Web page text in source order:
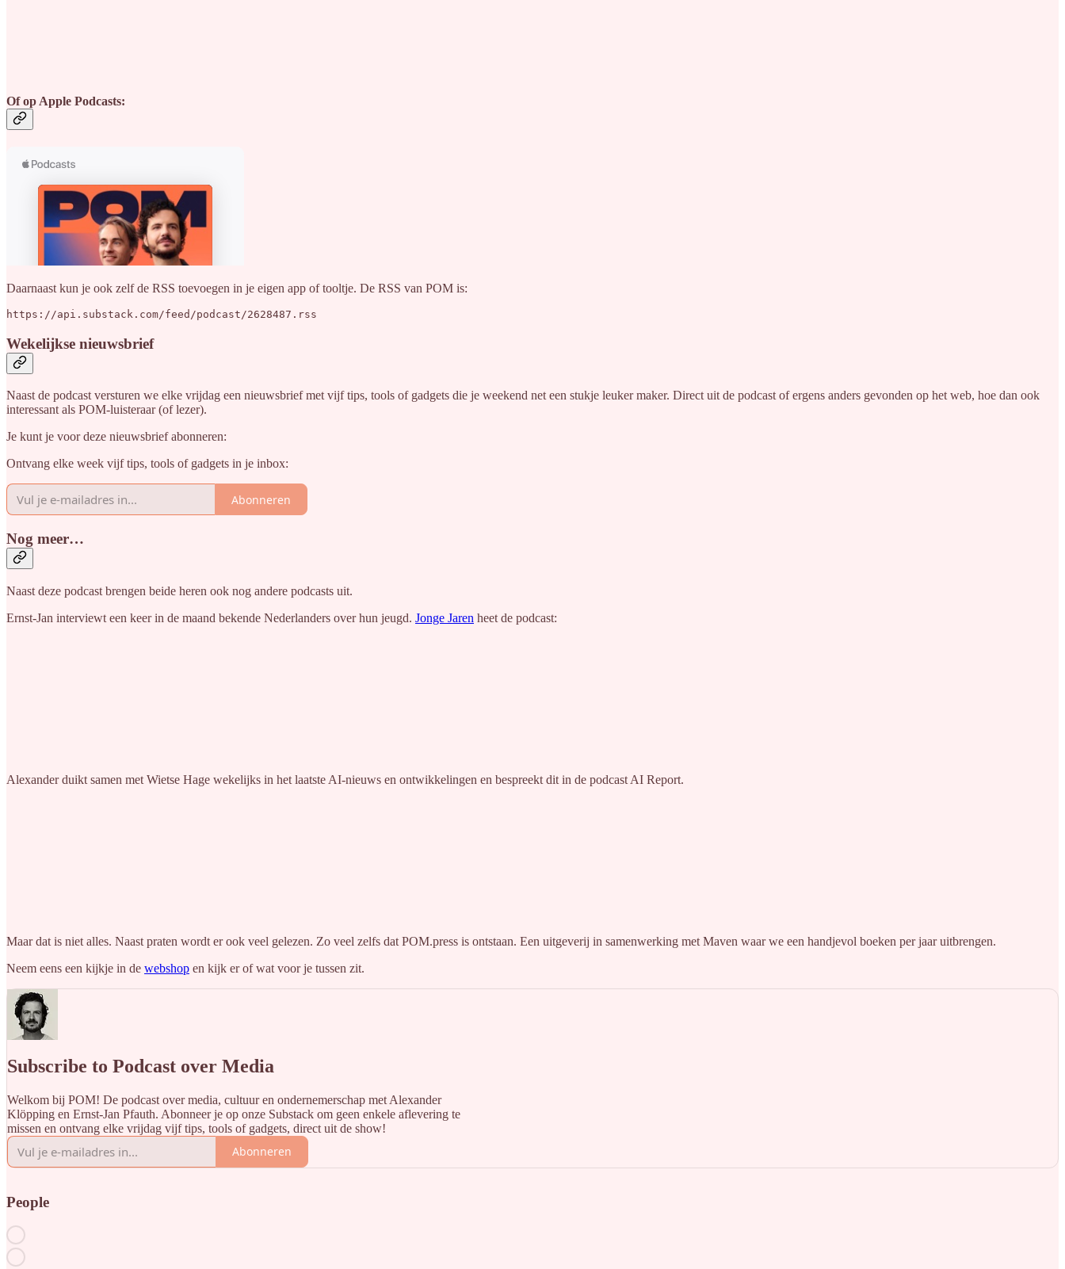
Of op Apple Podcasts:
Daarnaast kun je ook zelf de RSS toevoegen in je eigen app of tooltje. De RSS van POM is:
https://api.substack.com/feed/podcast/2628487.rss
Wekelijkse nieuwsbrief
Naast de podcast versturen we elke vrijdag een nieuwsbrief met vijf tips, tools of gadgets die je weekend net een stukje leuker maker. Direct uit de podcast of ergens anders gevonden op het web, hoe dan ook
interessant als POM-luisteraar (of lezer).
Je kunt je voor deze nieuwsbrief abonneren:
Ontvang elke week vijf tips, tools of gadgets in je inbox:
Abonneren
Nog meer…
Naast deze podcast brengen beide heren ook nog andere podcasts uit.
Ernst-Jan interviewt een keer in de maand bekende Nederlanders over hun jeugd. Jonge Jaren heet de podcast:
Alexander duikt samen met Wietse Hage wekelijks in het laatste AI-nieuws en ontwikkelingen en bespreekt dit in de podcast AI Report.
Maar dat is niet alles. Naast praten wordt er ook veel gelezen. Zo veel zelfs dat POM.press is ontstaan. Een uitgeverij in samenwerking met Maven waar we een handjevol boeken per jaar uitbrengen.
Neem eens een kijkje in de webshop en kijk er of wat voor je tussen zit.
Subscribe to Podcast over Media
Welkom bij POM! De podcast over media, cultuur en ondernemerschap met Alexander
Klöpping en Ernst-Jan Pfauth. Abonneer je op onze Substack om geen enkele aflevering te
missen en ontvang elke vrijdag vijf tips, tools of gadgets, direct uit de show!
Abonneren
People